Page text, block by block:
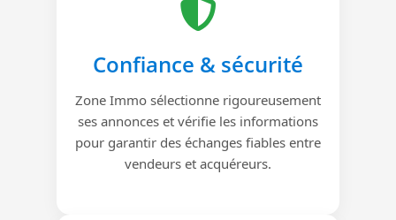
Confiance & sécurité
Zone Immo sélectionne rigoureusement
ses annonces et vérifie les informations
pour garantir des échanges fiables entre
vendeurs et acquéreurs.